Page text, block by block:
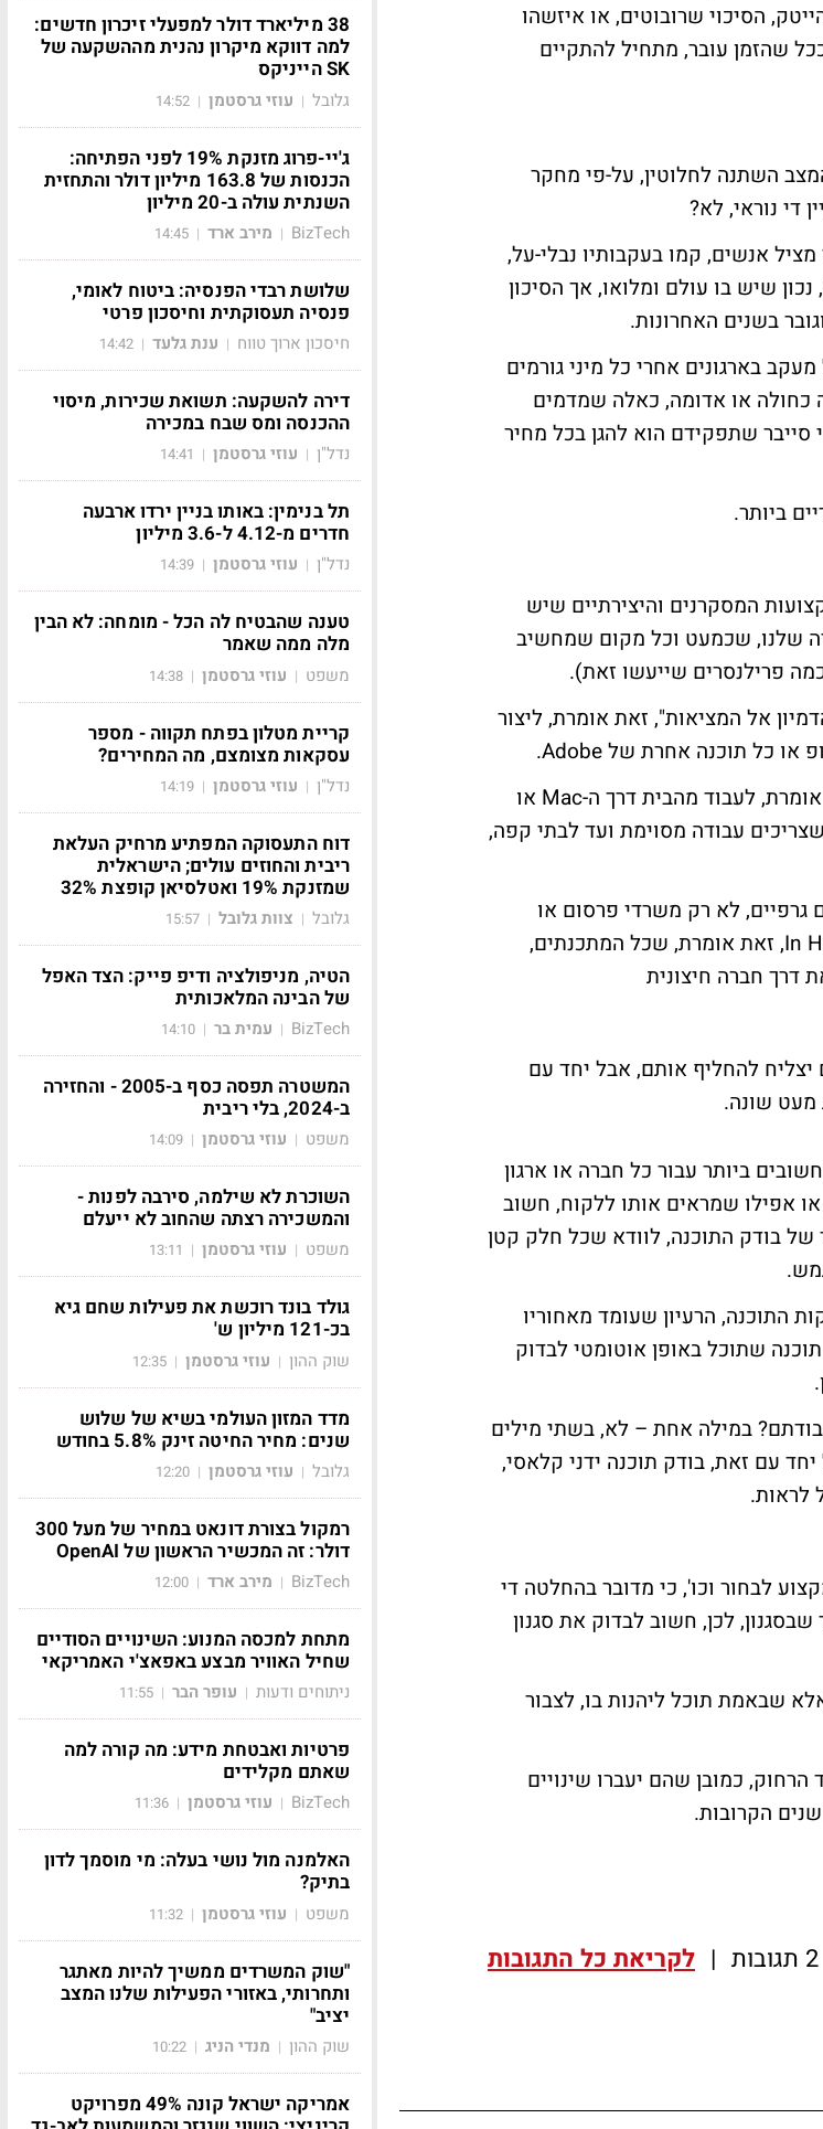
הסיכוי שרובוטים, או איזשהו
שהזמן עובר, מתחיל להתקיים
השתנה לחלוטין, על-פי מחקר
אנשים, קמו בעקבותיו נבלי-על,
שיש בו עולם ומלואו, אך הסיכון
בשנים האחרונות.
בארגונים אחרי כל מיני גורמים
כחולה או אדומה, כאלה שמדמים
סייבר שתפקידם הוא להגן בכל מחיר
ביותר.
המסקרנים והיצירתיים שיש
שלנו, שכמעט וכל מקום שמחשיב
פרילנסרים שייעשו זאת).
אל המציאות", זאת אומרת, ליצור
או כל תוכנה אחרת שלAdobe
.
לעבוד מהבית דרך ה-Mac או
עבודה מסוימת ועד לבתי קפה,
גרפיים, לא רק משרדי פרסום או
In, זאת אומרת, שכל המתכנתים,
דרך חברה חיצונית
יצליח להחליף אותם, אבל יחד עם
מעט שונה.
ביותר עבור כל חברה או ארגון
אפילו שמראים אותו ללקוח, חשוב
של בודק התוכנה, לוודא שכל חלק קטן
התוכנה, הרעיון שעומד מאחוריו
שתוכל באופן אוטומטי לבדוק
במילה אחת – לא, בשתי מילים
עם זאת, בודק תוכנה ידני קלאסי,
לראות.
לבחור וכו', כי מדובר בהחלטה די
לכן, חשוב לבדוק את סגנון
שבאמת תוכל ליהנות בו, לצבור
כמובן שהם יעברו שינויים
הקרובות.
2 תגובות | לקריאת כל התגובות
38 מיליארד דולר למפעלי זיכרון חדשים:
למה דווקא מיקרון נהנית מההשקעה של
SK הייניקס
גלובל | עוזי גרסטמן |
14:52
ג'יי-פרוג מזנקת 19% לפני הפתיחה:
הכנסות של 163.8 מיליון דולר והתחזית
השנתית עולה ב-20 מיליון
BizTech
| מירב ארד |
14:45
שלושת רבדי הפנסיה: ביטוח לאומי,
פנסיה תעסוקתית וחיסכון פרטי
חיסכון ארוך טווח | ענת גלעד |
14:42
דירה להשקעה: תשואת שכירות, מיסוי
ההכנסה ומס שבח במכירה
נדל"ן | עוזי גרסטמן |
14:41
תל בנימין: באותו בניין ירדו ארבעה
חדרים מ-4.12 ל-3.6 מיליון
נדל"ן | עוזי גרסטמן |
14:39
טענה שהבטיח לה הכל - מומחה: לא הבין
מלה ממה שאמר
משפט | עוזי גרסטמן |
14:38
קריית מטלון בפתח תקווה - מספר
עסקאות מצומצם, מה המחירים?
נדל"ן | עוזי גרסטמן |
14:19
דוח התעסוקה המפתיע מרחיק העלאת
ריבית והחוזים עולים; הישראלית
שמזנקת 19% ואטלסיאן קופצת 32%
גלובל | צוות גלובל |
15:57
הטיה, מניפולציה ודיפ פייק: הצד האפל
של הבינה המלאכותית
BizTech
| עמית בר |
14:10
המשטרה תפסה כסף ב-2005 - והחזירה
ב-2024, בלי ריבית
משפט | עוזי גרסטמן |
14:09
השוכרת לא שילמה, סירבה לפנות -
והמשכירה רצתה שהחוב לא ייעלם
משפט | עוזי גרסטמן |
13:11
גולד בונד רוכשת את פעילות שחם גיא
בכ-121 מיליון ש'
שוק ההון | עוזי גרסטמן |
12:35
מדד המזון העולמי בשיא של שלוש
שנים: מחיר החיטה זינק 5.8% בחודש
גלובל | עוזי גרסטמן |
12:20
רמקול בצורת דונאט במחיר של מעל 300
דולר: זה המכשיר הראשון של OpenAI
BizTech
| מירב ארד |
12:00
מתחת למכסה המנוע: השינויים הסודיים
שחיל האוויר מבצע באפאצ'י האמריקאי
ניתוחים ודעות | עופר הבר |
11:55
פרטיות ואבטחת מידע: מה קורה למה
שאתם מקלידים
BizTech
| עוזי גרסטמן |
11:36
האלמנה מול נושי בעלה: מי מוסמך לדון
בתיק?
משפט | עוזי גרסטמן |
11:32
"שוק המשרדים ממשיך להיות מאתגר
ותחרותי, באזורי הפעילות שלנו המצב
יציב"
שוק ההון | מנדי הניג |
10:22
אמריקה ישראל קונה 49% מפרויקט